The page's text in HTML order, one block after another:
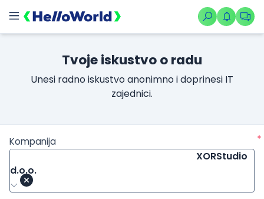
Tvoje iskustvo o radu
Unesi radno iskustvo anonimno i doprinesi IT
zajednici.
Kompanija
*
XORStudio
d.o.o.
/kompanije/iskustvo/